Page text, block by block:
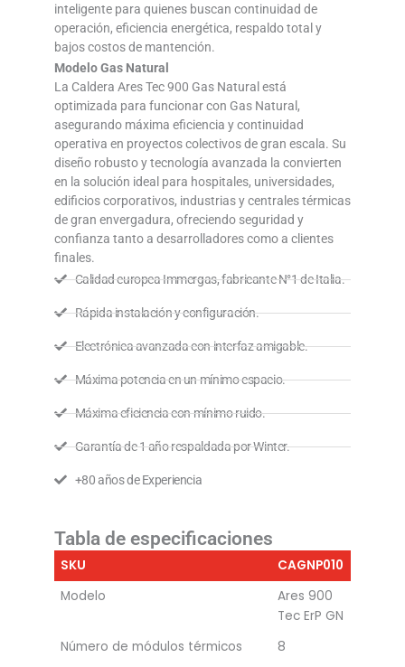
inteligente para quienes buscan continuidad de
operación, eficiencia energética, respaldo total y
bajos costos de mantención.
Modelo Gas Natural
La Caldera Ares Tec 900 Gas Natural está
optimizada para funcionar con Gas Natural,
asegurando máxima eficiencia y continuidad
operativa en proyectos colectivos de gran escala. Su
diseño robusto y tecnología avanzada la convierten
en la solución ideal para hospitales, universidades,
edificios corporativos, industrias y centrales térmicas
de gran envergadura, ofreciendo seguridad y
confianza tanto a desarrolladores como a clientes
finales.
Calidad europea Immergas, fabricante N°1 de Italia.
Rápida instalación y configuración.
Electrónica avanzada con interfaz amigable.
Máxima potencia en un mínimo espacio.
Máxima eficiencia con mínimo ruido.
Garantía de 1 año respaldada por Winter.
+80 años de Experiencia
Tabla de especificaciones
SKU
CAGNP010
Modelo
Ares 900
Tec ErP GN
Número de módulos térmicos
8